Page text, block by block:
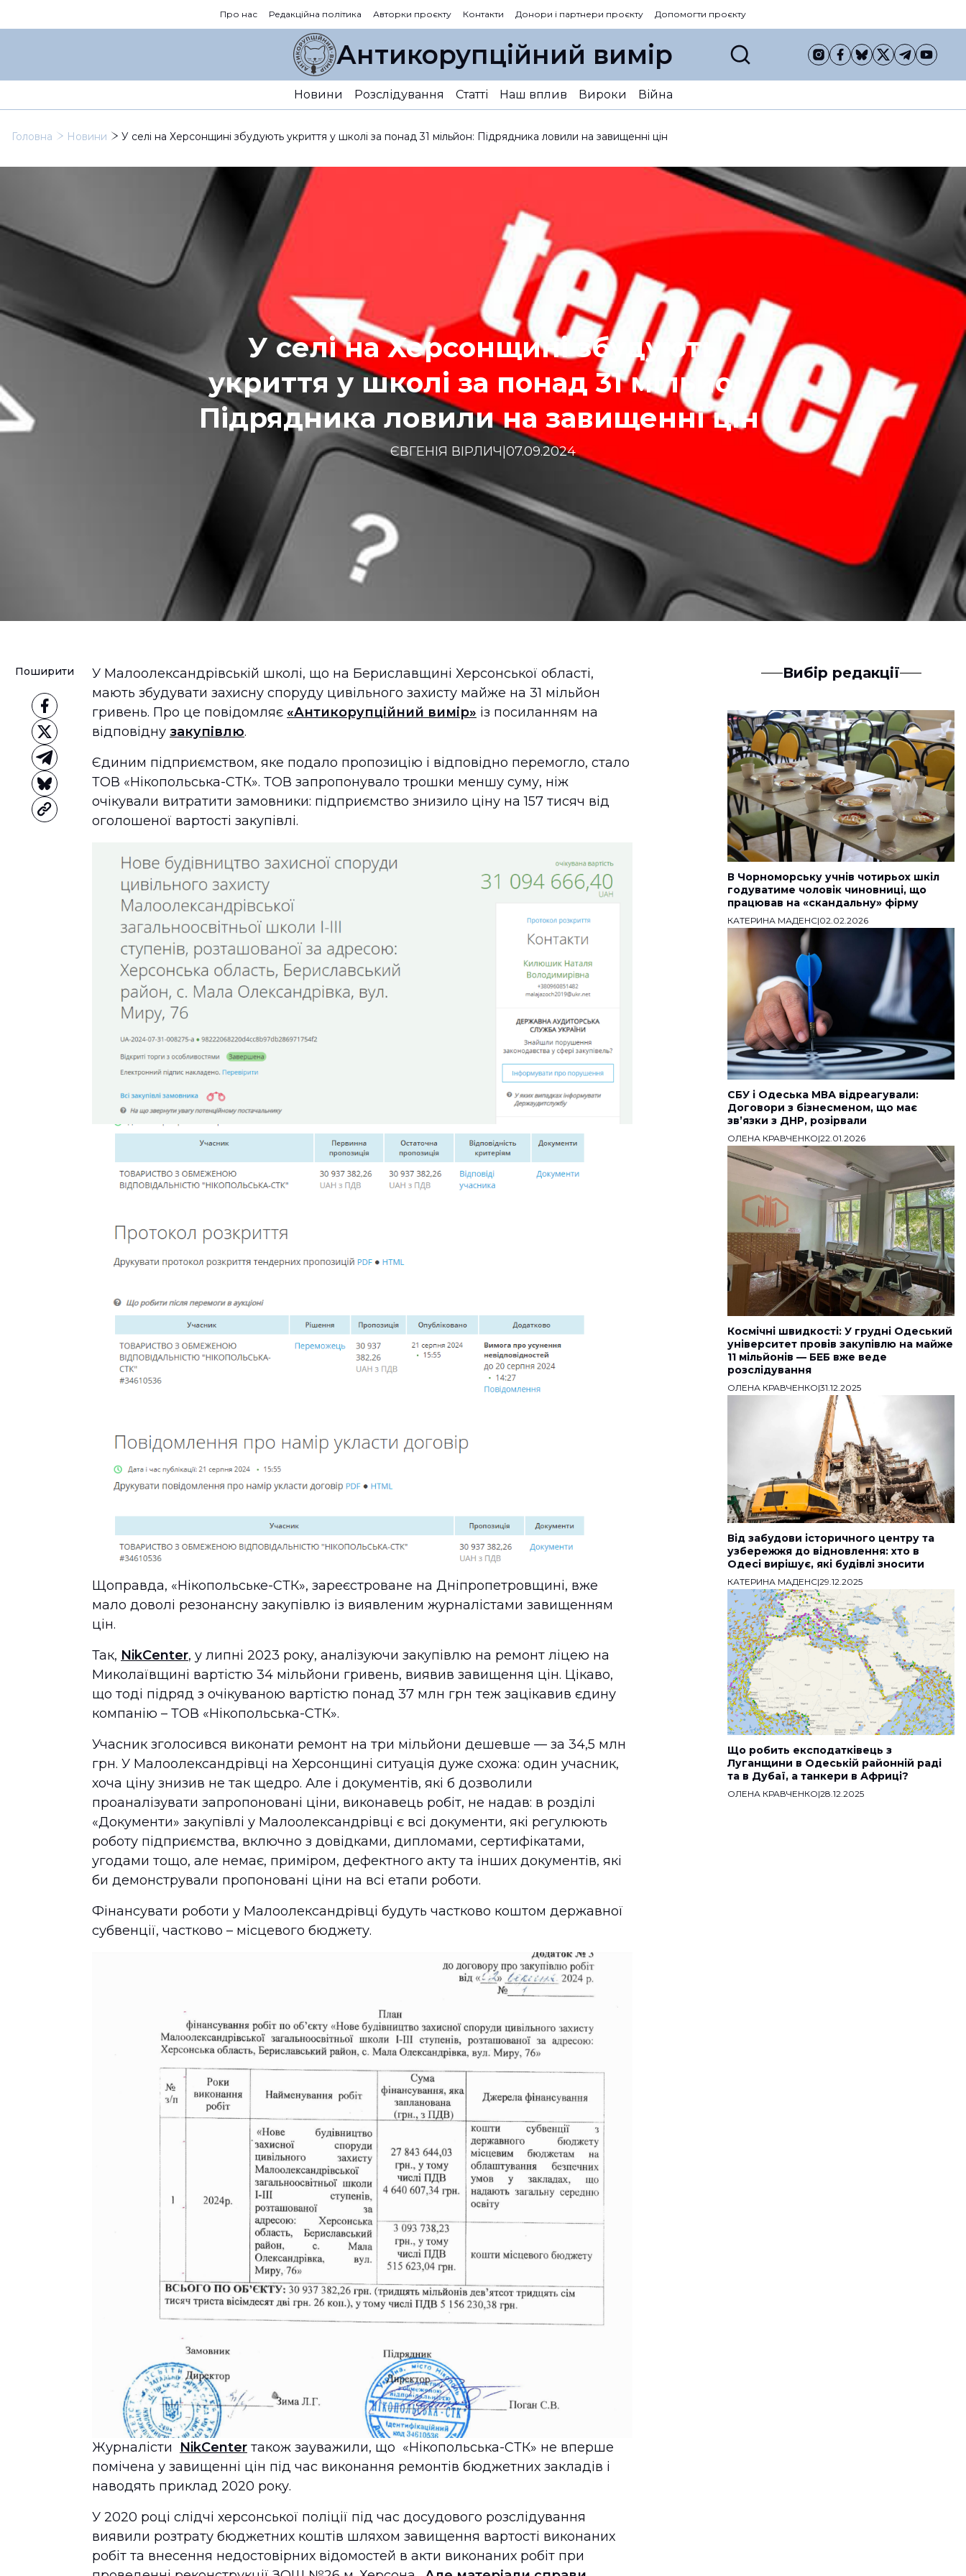
Про нас Редакційна політика Авторки проєкту Контакти Донори і партнери проєкту Допомогти проєкту
Антикорупційний вимір
Новини Розслідування Статті Наш вплив Вироки Війна
Головна Новини У селі на Херсонщині збудують укриття у школі за понад 31 мільйон: Підрядника ловили на завищенні цін
У селі на Херсонщині збудують
укриття у школі за понад 31 мільйон:
Підрядника ловили на завищенні цін
ЄВГЕНІЯ ВІРЛИЧ|07.09.2024
Поширити
У Малоолександрівській школі, що на Бериславщині Херсонської області,
мають збудувати захисну споруду цивільного захисту майже на 31 мільйон
гривень. Про це повідомляє «Антикорупційний вимір» із посиланням на
відповідну закупівлю.
Єдиним підприємством, яке подало пропозицію і відповідно перемогло, стало
ТОВ «Нікопольська-СТК». ТОВ запропонувало трошки меншу суму, ніж
очікували витратити замовники: підприємство знизило ціну на 157 тисяч від
оголошеної вартості закупівлі.
Щоправда, «Нікопольське-СТК», зареєстроване на Дніпропетровщині, вже
мало доволі резонансну закупівлю із виявленим журналістами завищенням
цін.
Так, NikCenter, у липні 2023 року, аналізуючи закупівлю на ремонт ліцею на
Миколаївщині вартістю 34 мільйони гривень, виявив завищення цін. Цікаво,
що тоді підряд з очікуваною вартістю понад 37 млн грн теж зацікавив єдину
компанію – ТОВ «Нікопольська-СТК».
Учасник зголосився виконати ремонт на три мільйони дешевше — за 34,5 млн
грн. У Малоолександрівці на Херсонщині ситуація дуже схожа: один учасник,
хоча ціну знизив не так щедро. Але і документів, які б дозволили
проаналізувати запропоновані ціни, виконавець робіт, не надав: в розділі
«Документи» закупівлі у Малоолександрівці є всі документи, які регулюють
роботу підприємства, включно з довідками, дипломами, сертифікатами,
угодами тощо, але немає, приміром, дефектного акту та інших документів, які
би демонстрували пропоновані ціни на всі етапи роботи.
Фінансувати роботи у Малоолександрівці будуть частково коштом державної
субвенції, частково – місцевого бюджету.
Журналісти NikCenter також зауважили, що «Нікопольська-СТК» не вперше
помічена у завищенні цін під час виконання ремонтів бюджетних закладів і
наводять приклад 2020 року.
У 2020 році слідчі херсонської поліції під час досудового розслідування
виявили розтрату бюджетних коштів шляхом завищення вартості виконаних
робіт та внесення недостовірних відомостей в акти виконаних робіт при
Вибір редакції
В Чорноморську учнів чотирьох шкіл
годуватиме чоловік чиновниці, що
працював на «скандальну» фірму
КАТЕРИНА МАДЕНС|02.02.2026
СБУ і Одеська МВА відреагували:
Договори з бізнесменом, що має
звʼязки з ДНР, розірвали
ОЛЕНА КРАВЧЕНКО|22.01.2026
Космічні швидкості: У грудні Одеський
університет провів закупівлю на майже
11 мільйонів — БЕБ вже веде
розслідування
ОЛЕНА КРАВЧЕНКО|31.12.2025
Від забудови історичного центру та
узбережжя до відновлення: хто в
Одесі вирішує, які будівлі зносити
КАТЕРИНА МАДЕНС|29.12.2025
Що робить експодатківець з
Луганщини в Одеській районній раді
та в Дубаї, а танкери в Африці?
ОЛЕНА КРАВЧЕНКО|28.12.2025